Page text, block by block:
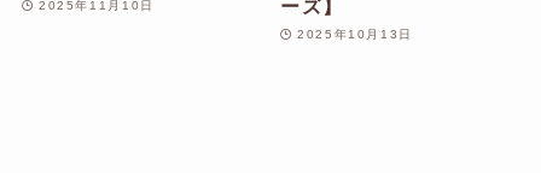
2025年11月10日
ーズ】
2025年10月13日